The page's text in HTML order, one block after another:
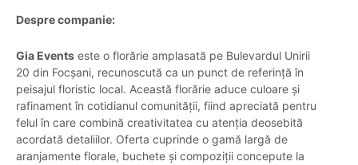
Despre companie:
Gia Events este o florărie amplasată pe Bulevardul Unirii
20 din Focșani, recunoscută ca un punct de referință în
peisajul floristic local. Această florărie aduce culoare și
rafinament în cotidianul comunității, fiind apreciată pentru
felul în care combină creativitatea cu atenția deosebită
acordată detaliilor. Oferta cuprinde o gamă largă de
aranjamente florale, buchete și compoziții concepute la